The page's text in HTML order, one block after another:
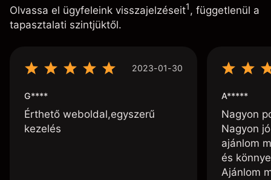
Olvassa el ügyfeleink visszajelzéseit1, függetlenül a
tapasztalati szintjüktől.
2023-01-30
G****
Érthető weboldal,egyszerű
kezelés
A*****
Nagyon
Nagyon
ajánlom
és
Ajánlom